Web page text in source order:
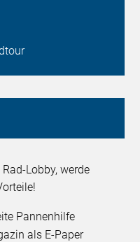
Lobby, werde
Pannenhilfe
als E-Paper